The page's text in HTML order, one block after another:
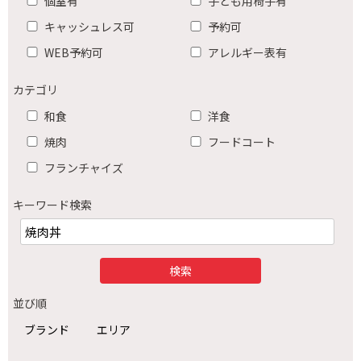
キャッシュレス可
予約可
WEB予約可
アレルギー表有
カテゴリ
和食
洋食
焼肉
フードコート
フランチャイズ
キーワード検索
並び順
ブランド
エリア